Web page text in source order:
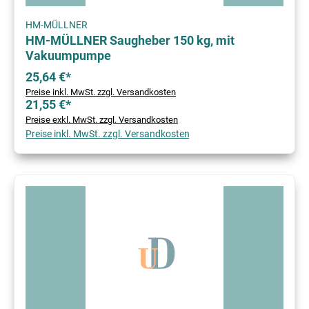
HM-MÜLLNER
HM-MÜLLNER Saugheber 150 kg, mit
Vakuumpumpe
25,64 €*
Preise inkl. MwSt. zzgl. Versandkosten
21,55 €*
Preise exkl. MwSt. zzgl. Versandkosten
Preise inkl. MwSt. zzgl. Versandkosten